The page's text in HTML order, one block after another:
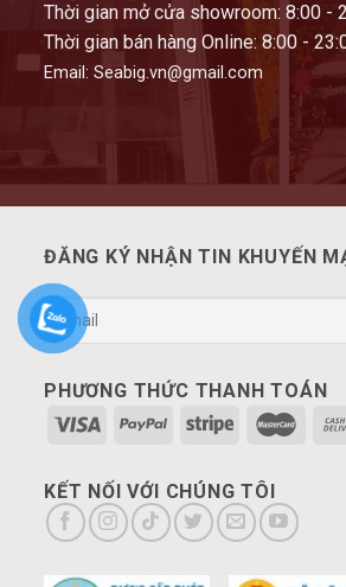
Thời gian mở cửa showroom: 8:00 -
Thời gian bán hàng Online: 8:00 -
Email: Seabig.vn@gmail.com
ĐĂNG KÝ NHẬN TIN KHUYẾN
PHƯƠNG THỨC THANH TOÁN
KẾT NỐI VỚI CHÚNG TÔI